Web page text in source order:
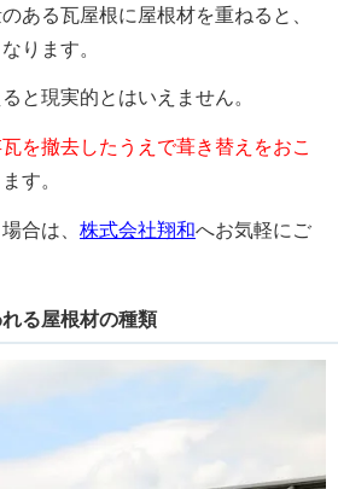
ある瓦屋根に屋根材を重ねると、
ります。
と現実的とはいえません。
を撤去したうえで葺き替えをおこ
す。
合は、 株式会社翔和へお気軽にご
る屋根材の種類